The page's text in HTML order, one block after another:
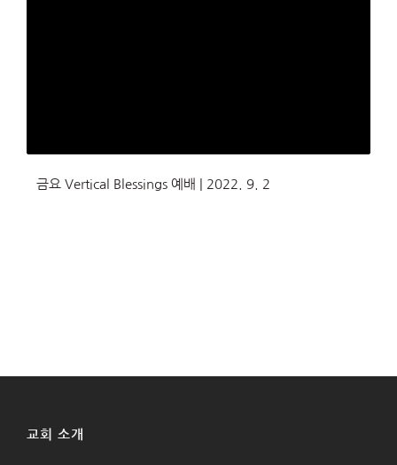
금요 Vertical Blessings 예배 | 2022. 9. 2
교회 소개